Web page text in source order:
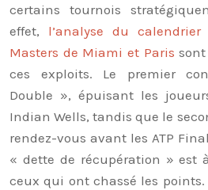
certains tournois
effet, l’analyse du
Masters de Miami et Paris
ces exploits. Le premier
Double », épuisant les
Indian Wells, tandis que le
rendez-vous avant les ATP
« dette de récupération » est
ceux qui ont chassé les